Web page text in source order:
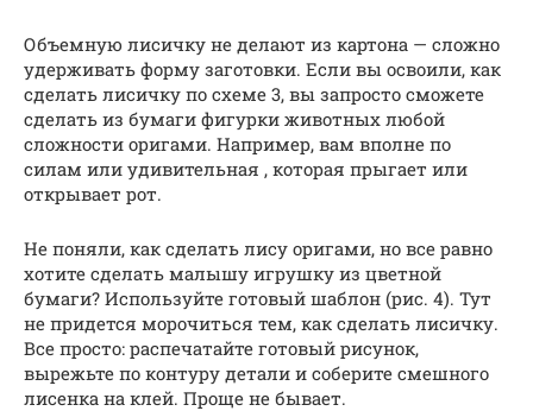
Объемную лисичку не делают из картона — сложно
удерживать форму заготовки. Если вы освоили, как
сделать лисичку по схеме 3, вы запросто сможете
сделать из бумаги фигурки животных любой
сложности оригами. Например, вам вполне по
силам или удивительная , которая прыгает или
открывает рот.
Не поняли, как сделать лису оригами, но все равно
хотите сделать малышу игрушку из цветной
бумаги? Используйте готовый шаблон (рис. 4). Тут
не придется морочиться тем, как сделать лисичку.
Все просто: распечатайте готовый рисунок,
вырежьте по контуру детали и соберите смешного
лисенка на клей. Проще не бывает.